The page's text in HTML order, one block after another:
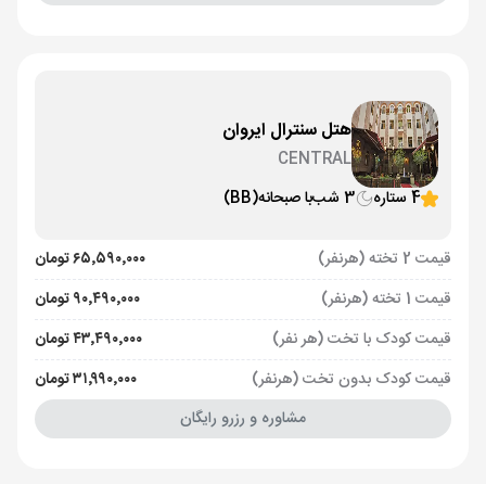
هتل سنترال ایروان
CENTRAL
4 ستاره
3 شب با صبحانه(BB)
قیمت 2 تخته (هرنفر)
۶۵٬۵۹۰٬۰۰۰ تومان
قیمت 1 تخته (هرنفر)
۹۰٬۴۹۰٬۰۰۰ تومان
قیمت کودک با تخت (هر نفر)
۴۳٬۴۹۰٬۰۰۰ تومان
قیمت کودک بدون تخت (هرنفر)
۳۱٬۹۹۰٬۰۰۰ تومان
مشاوره و رزرو رایگان